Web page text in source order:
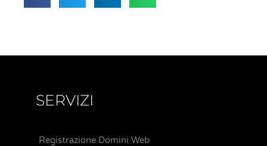
SERVIZI
Registrazione Domini Web